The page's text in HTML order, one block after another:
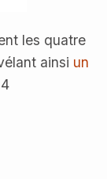
les quatre
ainsi un